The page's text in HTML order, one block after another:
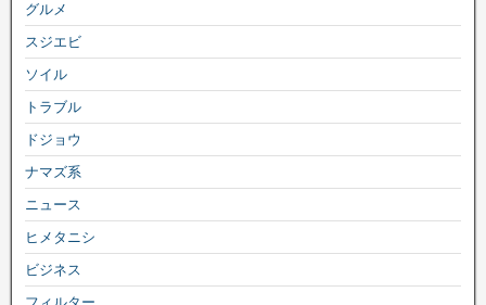
グルメ
スジエビ
ソイル
トラブル
ドジョウ
ナマズ系
ニュース
ヒメタニシ
ビジネス